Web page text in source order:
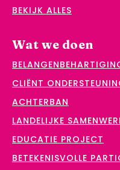
BEKIJK ALLES
Wat we doen
CLIËNT
ACHTERBAN
LANDELIJKE
EDUCATIE PROJECT
BETEKENISVOLLE